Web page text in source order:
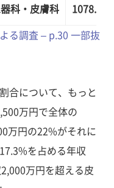
科・皮膚科 1078.7万
る調査 – p.30 一部抜
合について、もっと
万円で全体の
万円の22%がそれに
を占める年収
万円を超える皮